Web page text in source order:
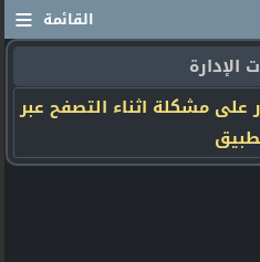
≡ القائمة
الإدارة
على مشكلة اثناء التصفح عبر